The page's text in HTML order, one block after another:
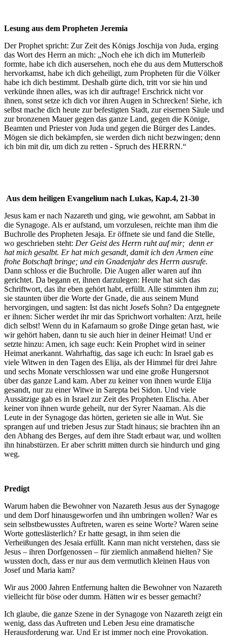
Lesung aus dem Propheten Jeremia
Der Prophet spricht: Zur Zeit des Königs Joschija von Juda, erging
das Wort des Herrn an mich: „Noch ehe ich dich im Mutterleib
formte, habe ich dich ausersehen, noch ehe du aus dem Mutterschoß
hervorkamst, habe ich dich geheiligt, zum Propheten für die Völker
habe ich dich bestimmt. Deshalb gürte dich, tritt vor sie hin und
verkünde ihnen alles, was ich dir auftrage! Erschrick nicht vor
ihnen, sonst setze ich dich vor ihren Augen in Schrecken! Siehe, ich
selbst mache dich heute zur befestigten Stadt, zur eisernen Säule und
zur bronzenen Mauer gegen das ganze Land, gegen die Könige,
Beamten und Priester von Juda und gegen die Bürger des Landes.
Mögen sie dich bekämpfen, sie werden dich nicht bezwingen; denn
ich bin mit dir, um dich zu retten - Spruch des HERRN.“
Aus dem heiligen Evangelium nach Lukas, Kap.4, 21-30
Jesus kam er nach Nazareth und ging, wie gewohnt, am Sabbat in
die Synagoge. Als er aufstand, um vorzulesen, reichte man ihm die
Buchrolle des Propheten Jesaja. Er öffnete sie und fand die Stelle,
wo geschrieben steht: Der Geist des Herrn ruht auf mir; denn er
hat mich gesalbt. Er hat mich gesandt, damit ich den Armen eine
frohe Botschaft bringe; und ein Gnadenjahr des Herrn ausrufe.
Dann schloss er die Buchrolle. Die Augen aller waren auf ihn
gerichtet. Da begann er, ihnen darzulegen: Heute hat sich das
Schriftwort, das ihr eben gehört habt, erfüllt. Alle stimmten ihm zu;
sie staunten über die Worte der Gnade, die aus seinem Mund
hervorgingen, und sagten: Ist das nicht Josefs Sohn? Da entgegnete
er ihnen: Sicher werdet ihr mir das Sprichwort vorhalten: Arzt, heile
dich selbst! Wenn du in Kafarnaum so große Dinge getan hast, wie
wir gehört haben, dann tu sie auch hier in deiner Heimat! Und er
setzte hinzu: Amen, ich sage euch: Kein Prophet wird in seiner
Heimat anerkannt. Wahrhaftig, das sage ich euch: In Israel gab es
viele Witwen in den Tagen des Elija, als der Himmel für drei Jahre
und sechs Monate verschlossen war und eine große Hungersnot
über das ganze Land kam. Aber zu keiner von ihnen wurde Elija
gesandt, nur zu einer Witwe in Sarepta bei Sidon. Und viele
Aussätzige gab es in Israel zur Zeit des Propheten Elischa. Aber
keiner von ihnen wurde geheilt, nur der Syrer Naaman. Als die
Leute in der Synagoge das hörten, gerieten sie alle in Wut. Sie
sprangen auf und trieben Jesus zur Stadt hinaus; sie brachten ihn an
den Abhang des Berges, auf dem ihre Stadt erbaut war, und wollten
ihn hinabstürzen. Er aber schritt mitten durch sie hindurch und ging
weg.
Predigt
Warum haben die Bewohner von Nazareth Jesus aus der Synagoge
und dem Dorf hinausgeworfen und ihn umbringen wollen? War es
sein selbstbewusstes Auftreten, waren es seine Worte? Waren seine
Worte gotteslästerlich? Er hatte gesagt, in ihm seien die
Verheißungen des Jesaia erfüllt. Kann man nicht verstehen, dass sie
Jesus – ihren Dorfgenossen – für ziemlich anmaßend hielten? Sie
wussten doch, dass er nur aus dem vermutlich kleinen Haus von
Josef und Maria kam?
Wir aus 2000 Jahren Entfernung halten die Bewohner von Nazareth
vielleicht für böse oder dumm. Hätten wir es besser gemacht?
Ich glaube, die ganze Szene in der Synagoge von Nazareth zeigt ein
wenig, dass das Auftreten und Leben Jesu eine dramatische
Herausforderung war. Und Er ist immer noch eine Provokation.